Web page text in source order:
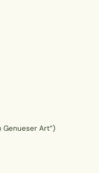
Genueser Art“)